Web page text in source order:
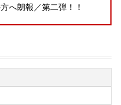
へ朗報／第二弾！！
ソコンで複数自治体の管